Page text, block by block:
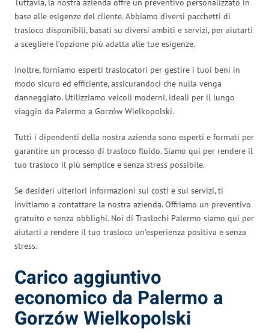
Tuttavia, la nostra azienda offre un preventivo personalizzato in
base alle esigenze del cliente. Abbiamo diversi pacchetti di
trasloco disponibili, basati su diversi ambiti e servizi, per aiutarti
a scegliere l’opzione più adatta alle tue esigenze.
Inoltre, forniamo esperti traslocatori per gestire i tuoi beni in
modo sicuro ed efficiente, assicurandoci che nulla venga
danneggiato. Utilizziamo veicoli moderni, ideali per il lungo
viaggio da Palermo a Gorzów Wielkopolski.
Tutti i dipendenti della nostra azienda sono esperti e formati per
garantire un processo di trasloco fluido. Siamo qui per rendere il
tuo trasloco il più semplice e senza stress possibile.
Se desideri ulteriori informazioni sui costi e sui servizi, ti
invitiamo a contattare la nostra azienda. Offriamo un preventivo
gratuito e senza obblighi. Noi di Traslochi Palermo siamo qui per
aiutarti a rendere il tuo trasloco un’esperienza positiva e senza
stress.
Carico aggiuntivo
economico da Palermo a
Gorzów Wielkopolski